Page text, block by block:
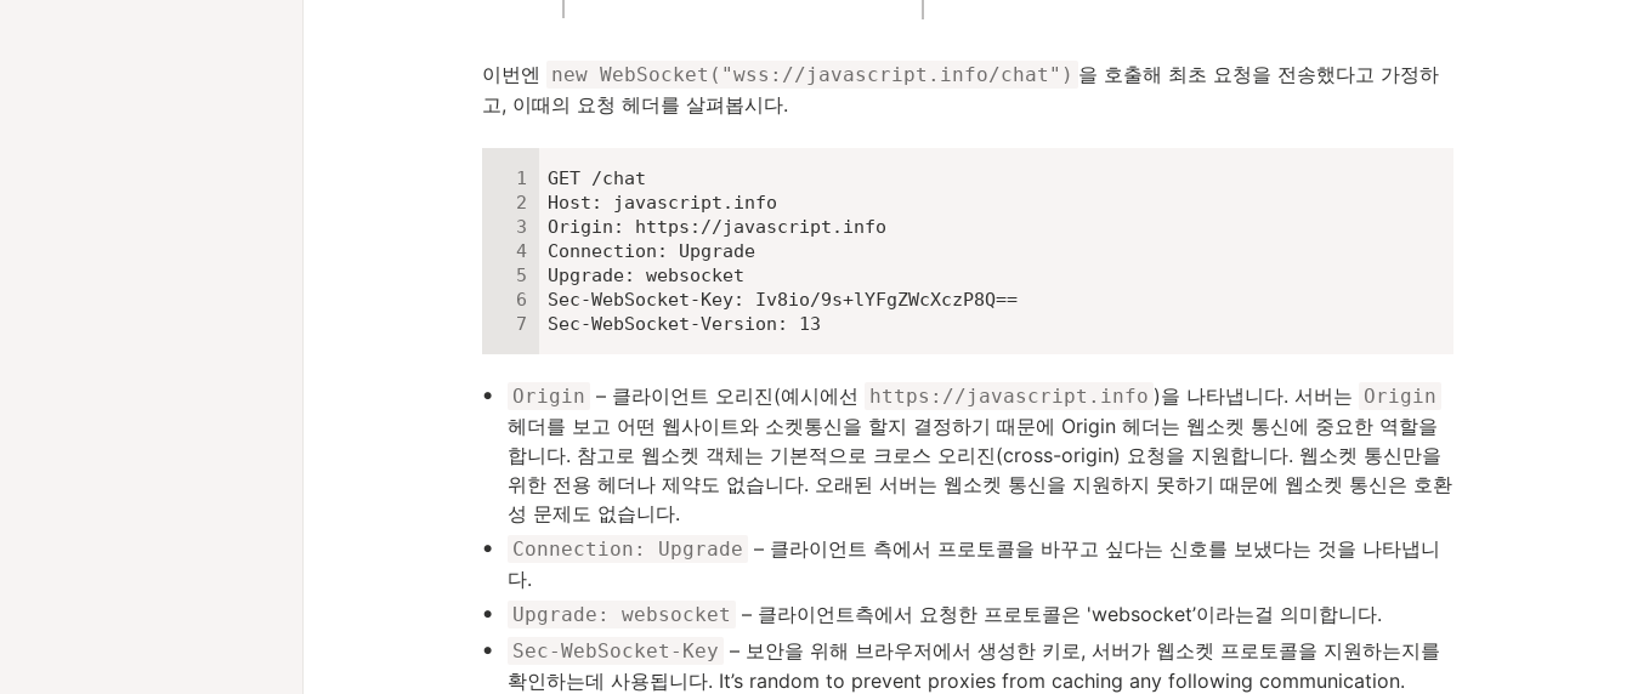
이번엔 new WebSocket("wss://javascript.info/chat") 을 호출해 최초 요청을 전송했다고 가정하
고, 이때의 요청 헤더를 살펴봅시다.
GET /chat
Host: javascript.info
Origin: https://javascript.info
Connection: Upgrade
Upgrade: websocket
Sec-WebSocket-Key: Iv8io/9s+lYFgZWcXczP8Q==
Sec-WebSocket-Version: 13
Origin – 클라이언트 오리진(예시에선 https://javascript.info )을 나타냅니다. 서버는 Origin
헤더를 보고 어떤 웹사이트와 소켓통신을 할지 결정하기 때문에 Origin 헤더는 웹소켓 통신에 중요한 역할을
합니다. 참고로 웹소켓 객체는 기본적으로 크로스 오리진(cross-origin) 요청을 지원합니다. 웹소켓 통신만을
위한 전용 헤더나 제약도 없습니다. 오래된 서버는 웹소켓 통신을 지원하지 못하기 때문에 웹소켓 통신은 호환
성 문제도 없습니다.
Connection: Upgrade – 클라이언트 측에서 프로토콜을 바꾸고 싶다는 신호를 보냈다는 것을 나타냅니
다.
Upgrade: websocket – 클라이언트측에서 요청한 프로토콜은 'websocket’이라는걸 의미합니다.
Sec-WebSocket-Key – 보안을 위해 브라우저에서 생성한 키로, 서버가 웹소켓 프로토콜을 지원하는지를
확인하는데 사용됩니다. It’s random to prevent proxies from caching any following communication.